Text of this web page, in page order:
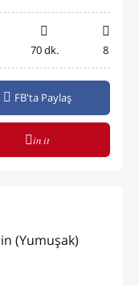
70 dk. 8
FB'ta Paylaş
in it
(Yumuşak)